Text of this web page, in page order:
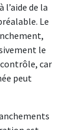
de la
Le
le
car
peut